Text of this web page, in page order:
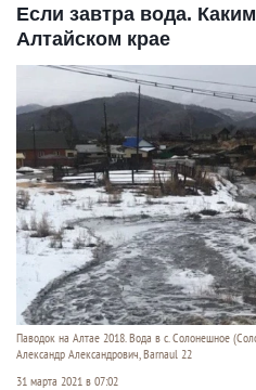
Если завтра вода.
Алтайском крае
Паводок на Алтае 2018. Вода в с. Солонешное
Александр Александрович, Barnaul 22
31 марта 2021 в 07:02